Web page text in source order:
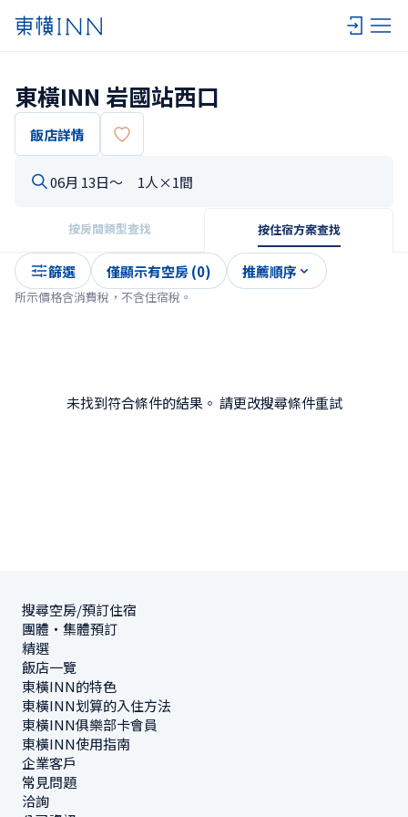
東橫INN 岩國站西口
飯店詳情
06月 13日〜 1人×1間
按房間類型查找 按住宿方案查找
篩選 僅顯示有空房 (0) 推薦順序
所示價格含消費稅，不含住宿稅。
未找到符合條件的結果。 請更改搜尋條件重試
搜尋空房/預訂住宿
團體・集體預訂
精選
飯店一覽
東橫INN的特色
東橫INN划算的入住方法
東橫INN俱樂部卡會員
東橫INN使用指南
企業客戶
常見問題
洽詢